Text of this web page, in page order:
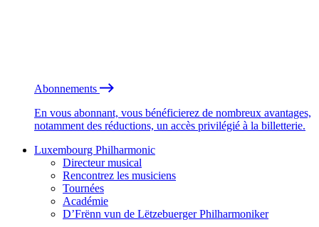
Abonnements
En vous abonnant, vous bénéficierez de nombreux avantages,
notamment des réductions, un accès privilégié à la billetterie.
Luxembourg Philharmonic
Directeur musical
Rencontrez les musiciens
Tournées
Académie
D’Frënn vun de Lëtzebuerger Philharmoniker